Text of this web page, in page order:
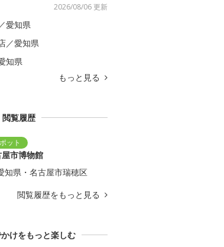
2026/08/06 更新
愛知県
／愛知県
知県
もっと見る
閲覧履歴
市博物館
知県・名古屋市瑞穂区
閲覧履歴をもっと見る
けをもっと楽しむ